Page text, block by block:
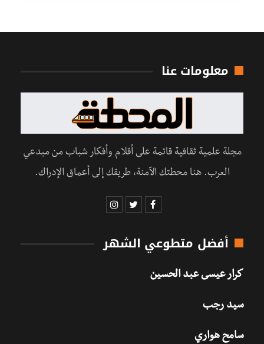
معلومات عنا
مجلة علمية ثقافية قائمة على أقلام وأفكار شباب من مبدعي
العرب. هنا محطتك الآمنة، طريقك إلى أعماق الإدراك.
أفضل متطوعي الشهر
كرار عيسى عبد الحسين
سيد رجب
سامح هواري